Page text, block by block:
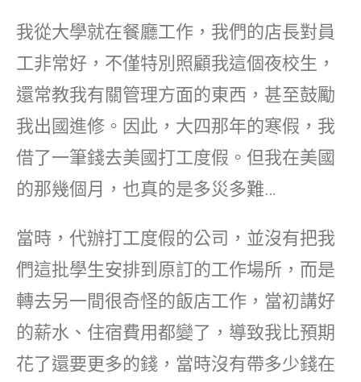
我從大學就在餐廳工作，我們的店長對員
工非常好，不僅特別照顧我這個夜校生，
還常教我有關管理方面的東西，甚至鼓勵
我出國進修。因此，大四那年的寒假，我
借了一筆錢去美國打工度假。但我在美國
的那幾個月，也真的是多災多難…
當時，代辦打工度假的公司，並沒有把我
們這批學生安排到原訂的工作場所，而是
轉去另一間很奇怪的飯店工作，當初講好
的薪水、住宿費用都變了，導致我比預期
花了還要更多的錢，當時沒有帶多少錢在